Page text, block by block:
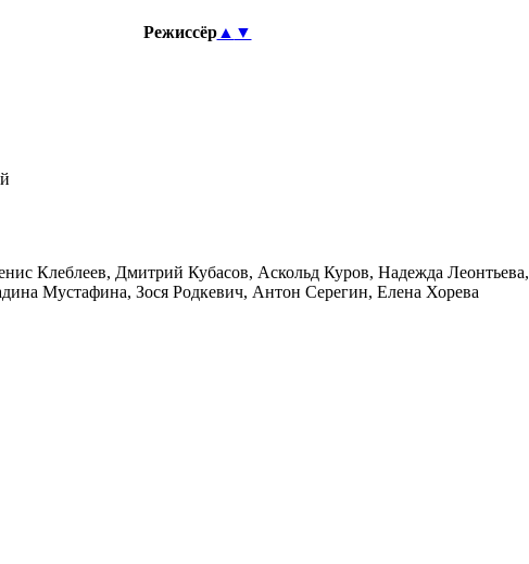
Режиссёр▲ ▼
Клеблеев, Дмитрий Кубасов, Аскольд Куров, Надежда Леонтьева,
Мустафина, Зося Родкевич, Антон Серегин, Елена Хорева